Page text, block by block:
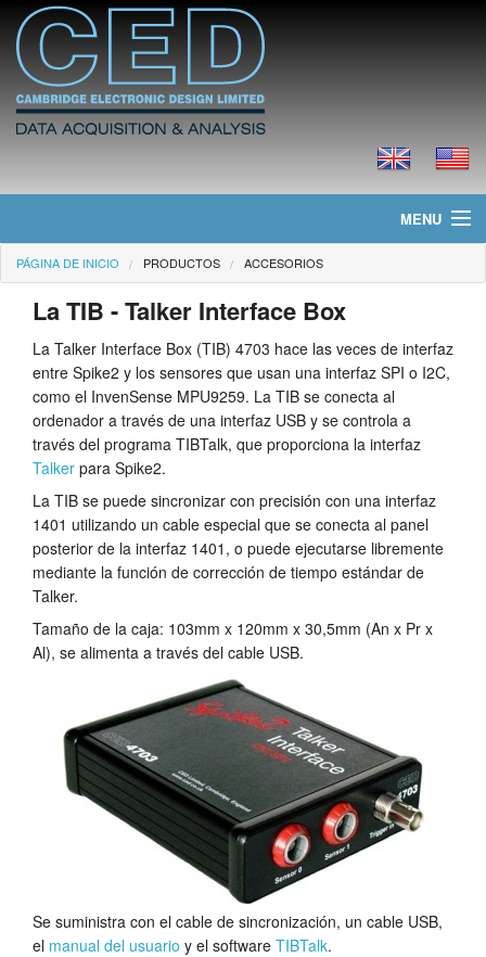
MENU
Página de Inicio
Noticias
Productos
Precios
Descargas
Tutorials
Soporte
PÁGINA DE INICIO PRODUCTOS ACCESORIOS
La TIB - Talker Interface Box
La Talker Interface Box (TIB) 4703 hace las veces de interfaz
entre Spike2 y los sensores que usan una interfaz SPI o I2C,
como el InvenSense MPU9259. La TIB se conecta al
ordenador a través de una interfaz USB y se controla a
través del programa TIBTalk, que proporciona la interfaz
Talker para Spike2.
La TIB se puede sincronizar con precisión con una interfaz
1401 utilizando un cable especial que se conecta al panel
posterior de la interfaz 1401, o puede ejecutarse libremente
mediante la función de corrección de tiempo estándar de
Talker.
Tamaño de la caja: 103mm x 120mm x 30,5mm (An x Pr x
Al), se alimenta a través del cable USB.
Se suministra con el cable de sincronización, un cable USB,
el manual del usuario y el software TIBTalk.